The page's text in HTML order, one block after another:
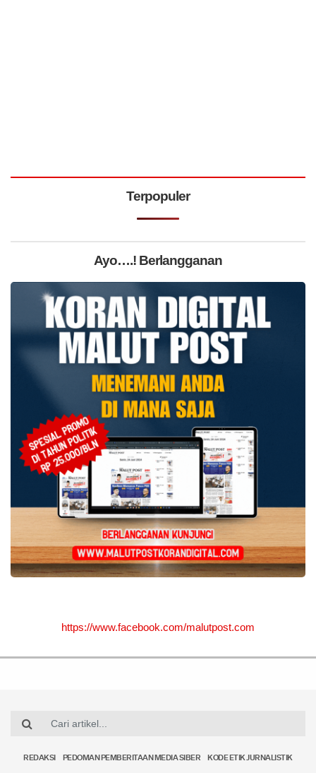
Terpopuler
Ayo….! Berlangganan
https://www.facebook.com/malutpost.com
REDAKSI PEDOMAN PEMBERITAAN MEDIA SIBER KODE ETIK JURNALISTIK